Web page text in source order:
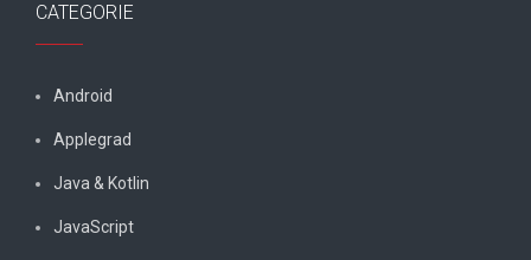
CATEGORIE
Android
Applegrad
Java & Kotlin
JavaScript